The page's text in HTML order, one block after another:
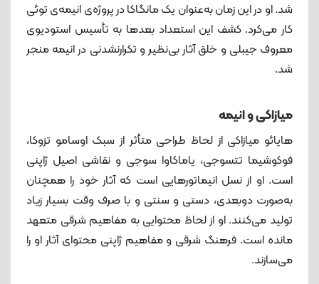
شد. او در این زمان به‌عنوان یک مانگاکا در پروژه‌ی انیمه‌ی توئی
کار می‌کرد. کشف این استعداد بعدها به تأسیس استودیوی
معروف جیبلی و خلق آثار بی‌نظیر و تکرار‌نشدنی در انیمه منجر
شد.
میازاکی و انیمه
هایائو میازاکی از لحاظ طراحی متأثر از سبک اوسامو تزوکا،
فوکوشیما تتسوجی، یاماکاوا سوجی و نقاشی اصیل ژاپنی
است. او از نسل انیماتورهایی است که آثار خود را همچنان
به‌صورت دوبعدی، دستی و سنتی و با صرف وقت بسیار زیاد
تولید می‌کنند. او از لحاظ محتوایی به مفاهیم شرقی متعهد
مانده است. فرهنگ شرقی و مفاهیم ژاپنی محتوای آثار او را
می‌سازند.